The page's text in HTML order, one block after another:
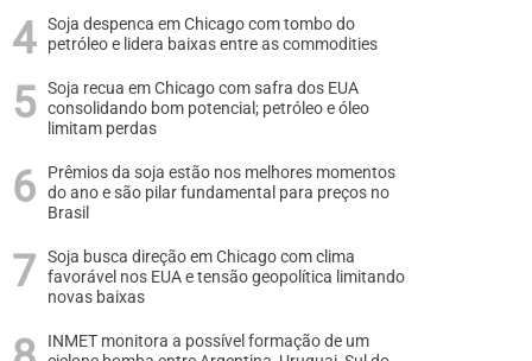
Soja despenca em Chicago com tombo do
petróleo e lidera baixas entre as commodities
Soja recua em Chicago com safra dos EUA
consolidando bom potencial; petróleo e óleo
limitam perdas
Prêmios da soja estão nos melhores momentos
do ano e são pilar fundamental para preços no
Brasil
Soja busca direção em Chicago com clima
favorável nos EUA e tensão geopolítica limitando
novas baixas
INMET monitora a possível formação de um